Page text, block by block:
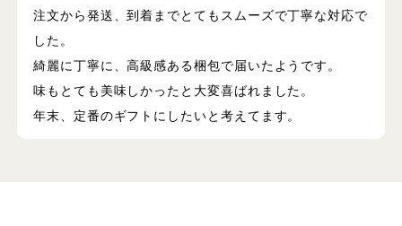
注文から発送、到着までとてもスムーズで丁寧な対応で
した。
綺麗に丁寧に、高級感ある梱包で届いたようです。
味もとても美味しかったと大変喜ばれました。
年末、定番のギフトにしたいと考えてます。